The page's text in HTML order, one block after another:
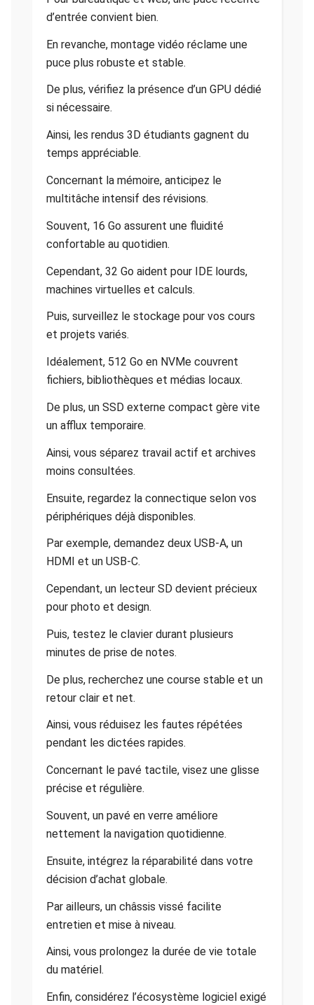
d’entrée convient bien.
En revanche, montage vidéo réclame une
puce plus robuste et stable.
De plus, vérifiez la présence d’un GPU dédié
si nécessaire.
Ainsi, les rendus 3D étudiants gagnent du
temps appréciable.
Concernant la mémoire, anticipez le
multitâche intensif des révisions.
Souvent, 16 Go assurent une fluidité
confortable au quotidien.
Cependant, 32 Go aident pour IDE lourds,
machines virtuelles et calculs.
Puis, surveillez le stockage pour vos cours
et projets variés.
Idéalement, 512 Go en NVMe couvrent
fichiers, bibliothèques et médias locaux.
De plus, un SSD externe compact gère vite
un afflux temporaire.
Ainsi, vous séparez travail actif et archives
moins consultées.
Ensuite, regardez la connectique selon vos
périphériques déjà disponibles.
Par exemple, demandez deux USB-A, un
HDMI et un USB-C.
Cependant, un lecteur SD devient précieux
pour photo et design.
Puis, testez le clavier durant plusieurs
minutes de prise de notes.
De plus, recherchez une course stable et un
retour clair et net.
Ainsi, vous réduisez les fautes répétées
pendant les dictées rapides.
Concernant le pavé tactile, visez une glisse
précise et régulière.
Souvent, un pavé en verre améliore
nettement la navigation quotidienne.
Ensuite, intégrez la réparabilité dans votre
décision d’achat globale.
Par ailleurs, un châssis vissé facilite
entretien et mise à niveau.
Ainsi, vous prolongez la durée de vie totale
du matériel.
Enfin, considérez l’écosystème logiciel exigé